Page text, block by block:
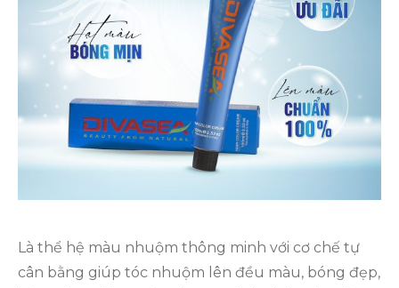
Là thể hệ màu nhuộm thông minh với cơ chế tự
cân bằng giúp tóc nhuộm lên đều màu, bóng đẹp,